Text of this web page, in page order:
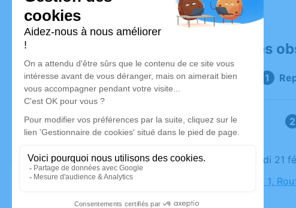
Déroulé des
Le vendredi 21
Cimetière, 1,